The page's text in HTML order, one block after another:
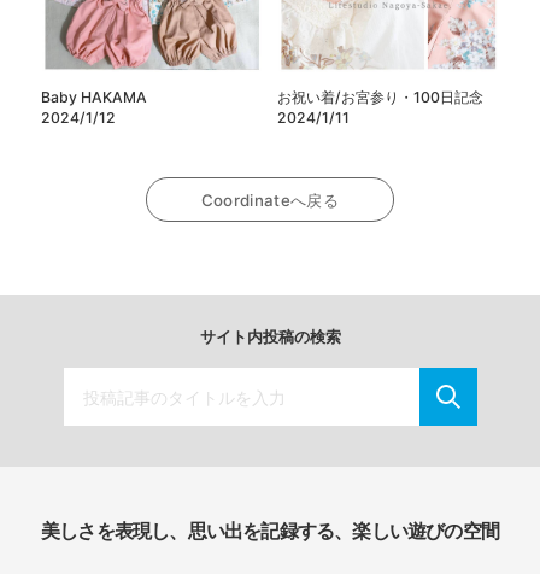
Baby HAKAMA
2024/1/12
お祝い着/お宮参り・100日記念
2024/1/11
Coordinateへ戻る
サイト内投稿の検索
美しさを表現し、思い出を記録する、楽しい遊びの空間